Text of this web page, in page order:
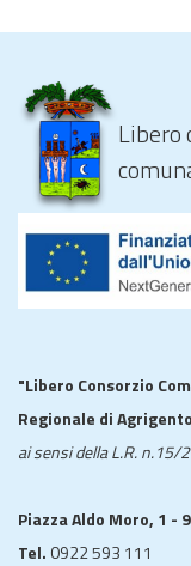
Libero
"Libero Consorzio
Regionale di
ai sensi della L.R. n.15/
Piazza Aldo Moro, 1 -
Tel. 0922 593 111